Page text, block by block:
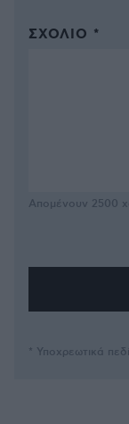
ΣΧΌΛΙΟ *
Απομένουν 2500
* Υποχρεωτικά